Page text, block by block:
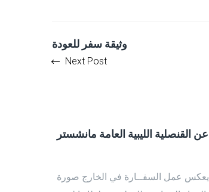
وثيقة سفر للعودة
Next Post
عن القنصلية الليبية العامة مانشستر
يعكس عمل السفــارة في الخارج صورة